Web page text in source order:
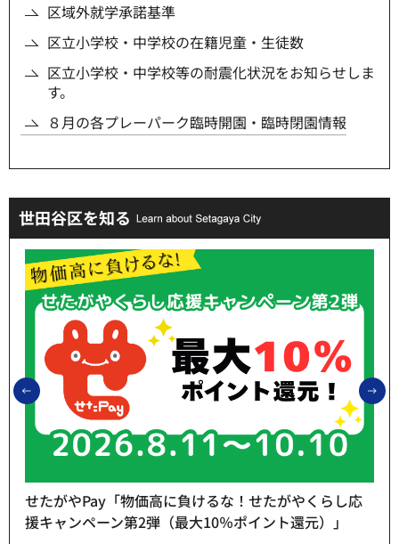
区域外就学承諾基準
区立小学校・中学校の在籍児童・生徒数
区立小学校・中学校等の耐震化状況をお知らせしま
す。
８月の各プレーパーク臨時開園・臨時閉園情報
世田谷区を知る
前のスライドを表示
せたがやPay「物価高に負けるな！せたがやくらし応
援キャンペーン第2弾（最大10％ポイント還元）」